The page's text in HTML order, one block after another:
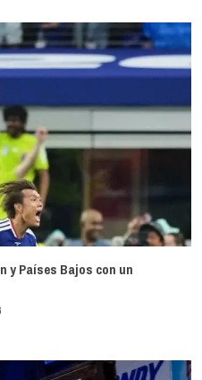
y Países Bajos con un